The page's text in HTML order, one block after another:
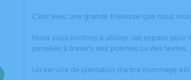
C’est avec une grande tristesse que nous
Nous vous invitons à utiliser cet espace
pensées à travers des poèmes ou des
Un service de plantation d’arbre hommage est